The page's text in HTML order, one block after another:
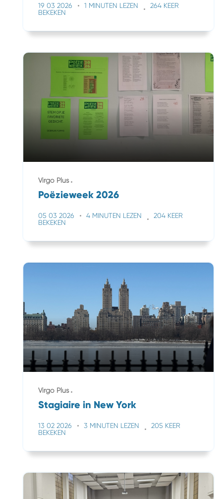
19 03 2026 1 MINUTEN LEZEN
264 KEER
BEKEKEN
Virgo Plus
Poëzieweek 2026
05 03 2026 4 MINUTEN LEZEN
204 KEER
BEKEKEN
Virgo Plus
Stagiaire in New York
13 02 2026 3 MINUTEN LEZEN
205 KEER
BEKEKEN